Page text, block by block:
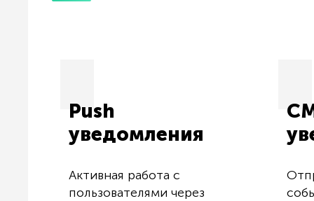
Push
уведомления
Активная работа с
пользователями через